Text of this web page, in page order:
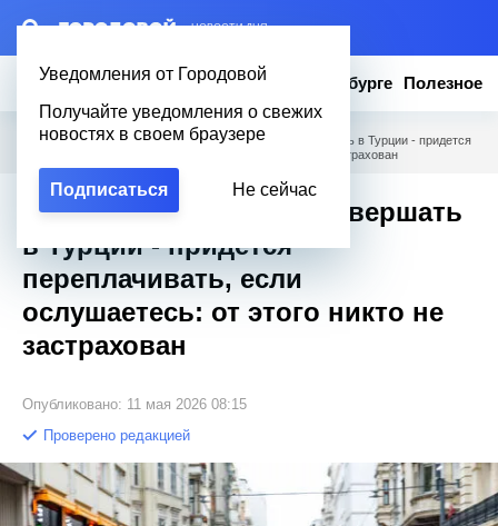
– НОВОСТИ ДНЯ
Уведомления от Городовой
Получайте уведомления о свежих
новостях в своем браузере
Подписаться Не сейчас
Новости Эксклюзив Вопросы о Петербурге Полезное
Городовой Полезное / Какие ошибки нельзя совершать в Турции - придется
переплачивать, если ослушаетесь: от этого никто не застрахован
Какие ошибки нельзя совершать
в Турции - придется
переплачивать, если
ослушаетесь: от этого никто не
застрахован
Опубликовано: 11 мая 2026 08:15
Проверено редакцией